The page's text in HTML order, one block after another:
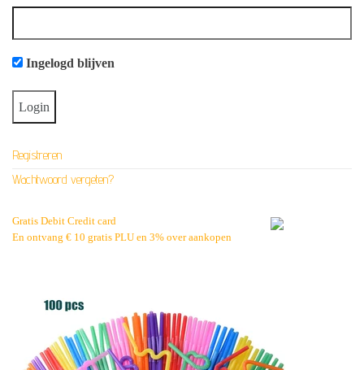
Ingelogd blijven
Registreren
Wachtwoord vergeten?
Gratis Debit Credit card
En ontvang € 10 gratis PLU en 3% over aankopen